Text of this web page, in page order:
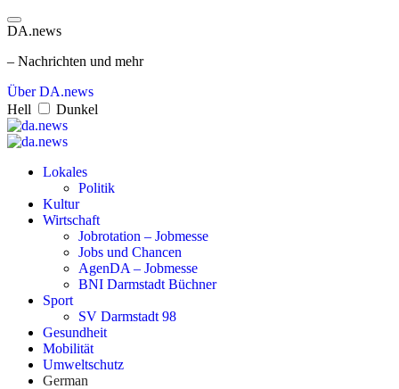
DA.news
– Nachrichten und mehr
Über DA.news
Hell
Dunkel
Lokales
Politik
Kultur
Wirtschaft
Jobrotation – Jobmesse
Jobs und Chancen
AgenDA – Jobmesse
BNI Darmstadt Büchner
Sport
SV Darmstadt 98
Gesundheit
Mobilität
Umweltschutz
German